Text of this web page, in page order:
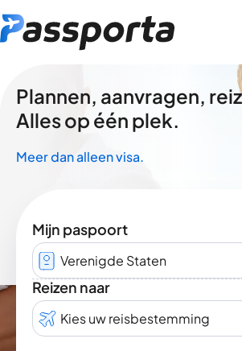
Plannen, aanvragen,
Alles op één plek.
Meer dan alleen visa.
Mijn paspoort
Verenigde Staten
Reizen naar
Kies uw reisbestemming